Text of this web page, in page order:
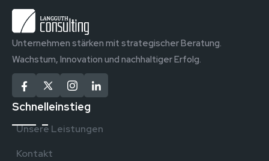
Unternehmen stärken mit strategischer Beratung.
Wachstum, Innovation und nachhaltiger Erfolg.
Schnelleinstieg
Unsere Leistungen
Kontakt